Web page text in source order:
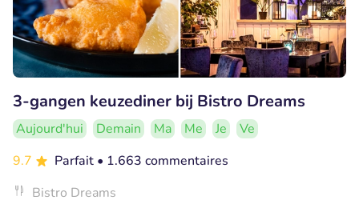
3-gangen keuzediner bij Bistro Dreams
Aujourd'hui Demain Ma Me Je
Ve
9.7
Parfait • 1.663 commentaires
Bistro Dreams